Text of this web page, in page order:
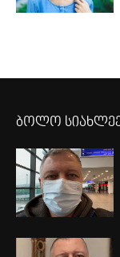
ბოლო